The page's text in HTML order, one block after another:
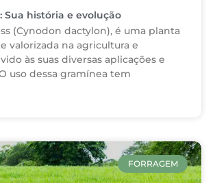
Sua história e evolução
(Cynodon dactylon), é uma planta
valorizada na agricultura e
às suas diversas aplicações e
uso dessa gramínea tem
FORRAGEM